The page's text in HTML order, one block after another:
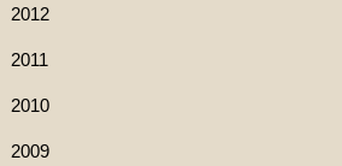
2012
2011
2010
2009